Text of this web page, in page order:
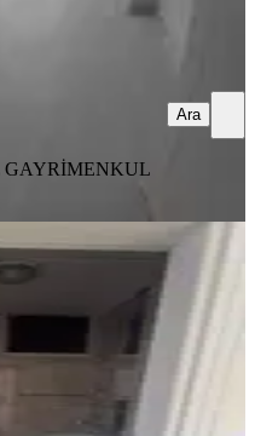
Ara
Kiralık
Mahallesi
14.07.2026